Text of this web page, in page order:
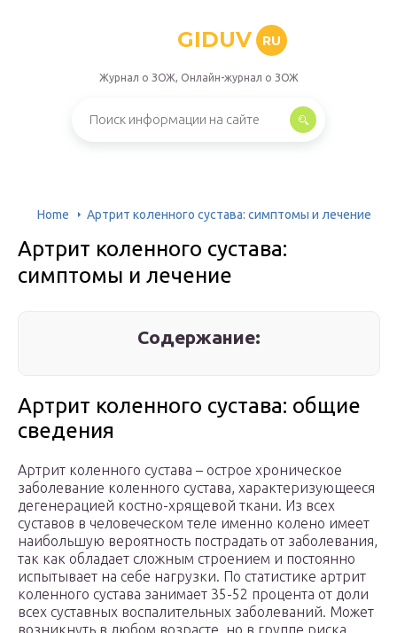
GIDUV RU
Журнал о ЗОЖ, Онлайн-журнал о ЗОЖ
Home Артрит коленного сустава: симптомы и лечение
Артрит коленного сустава:
симптомы и лечение
Содержание:
Артрит коленного сустава: общие
сведения
Артрит коленного сустава – острое хроническое
заболевание коленного сустава, характеризующееся
дегенерацией костно-хрящевой ткани. Из всех
суставов в человеческом теле именно колено имеет
наибольшую вероятность пострадать от заболевания,
так как обладает сложным строением и постоянно
испытывает на себе нагрузки. По статистике артрит
коленного сустава занимает 35-52 процента от доли
всех суставных воспалительных заболеваний. Может
возникнуть в любом возрасте, но в группе риска